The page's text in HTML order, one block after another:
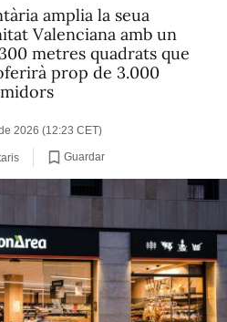
amplia la seua
Valenciana amb un
metres quadrats que
prop de 3.000
2026 (12:23 CET)
Guardar